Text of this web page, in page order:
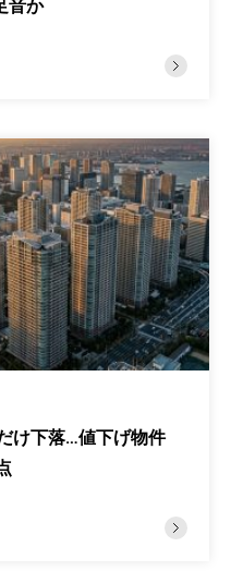
音か
け下落…値下げ物件